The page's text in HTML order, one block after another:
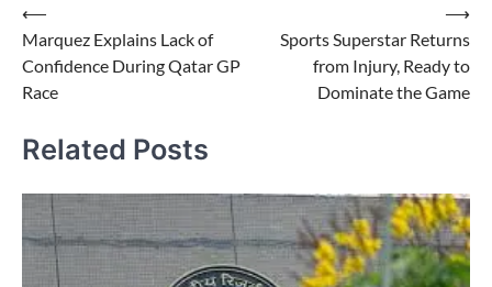
Post
navigation
⟵
Marquez Explains Lack of
Confidence During Qatar GP
Race
Sports Superstar Returns
from Injury, Ready to
Dominate the Game
⟶
Related Posts